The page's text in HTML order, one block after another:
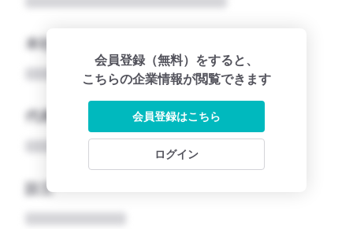
本社所在地名
代表者
設立
会員登録（無料）をすると、
こちらの企業情報が閲覧できます
会員登録はこちら
ログイン